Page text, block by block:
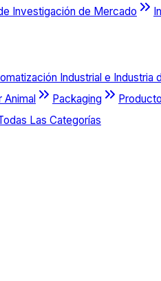
Investigación de Mercado
Industrial e Industria
Animal Packaging
Las Categorías